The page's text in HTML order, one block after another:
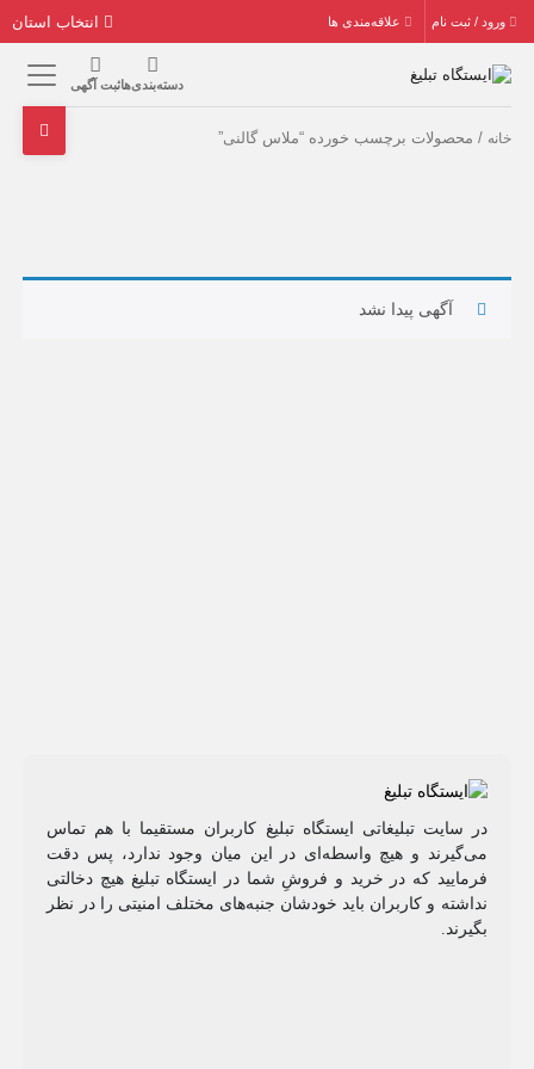
ورود / ثبت نام علاقه‌مندی ها
دسته‌بندی‌هاثبت آگهی
خانه / محصولات برچسب خورده “ملاس گالنی”
آگهی پیدا نشد
در سایت تبلیغاتی ایستگاه تبلیغ کاربران مستقیما با هم تماس
می‌گیرند و هیچ واسطه‌ای در این میان وجود ندارد، پس دقت
فرمایید که در خرید و فروشِ شما در ایستگاه تبلیغ هیچ دخالتی
نداشته و کاربران باید خودشان جنبه‌های مختلف امنیتی را در نظر
بگیرند.